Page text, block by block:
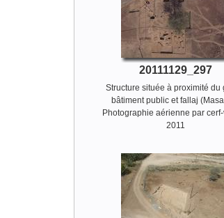
20111129_297
Structure située à proximité du
bâtiment public et fallaj
Photographie aérienne par
2011